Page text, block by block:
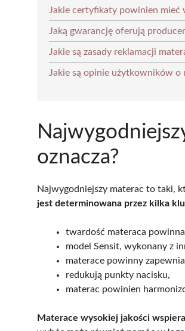
Jakie certyfikaty powinien mieć
Jaką gwarancję oferują
Jakie są zasady reklamacji
Jakie są opinie użytkowników o
oznacza?
Najwygodniejszy materac to taki,
jest determinowana przez kilka
twardość materaca
model Sensit, wykonany z
materace powinny
redukują punkty nacisku,
materac powinien
Materace wysokiej jakości